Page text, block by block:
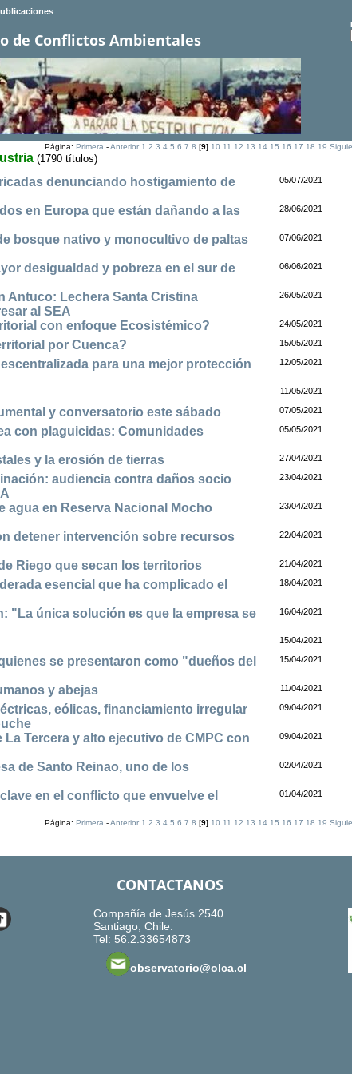
de Conflictos Ambientales
Página: Primera-Anterior 1 2 3 4 5 6 7 8 [9] 10 11 12 13 14 15 16 17 18 19
(1790 títulos)
denunciando hostigamiento de
05/07/2021
en Europa que están dañando a las
28/06/2021
bosque nativo y monocultivo de paltas
07/06/2021
desigualdad y pobreza en el sur de
06/06/2021
Antuco: Lechera Santa Cristina
al SEA
26/05/2021
con enfoque Ecosistémico? 24/05/2021
por Cuenca? 15/05/2021
para una mejor protección
12/05/2021
11/05/2021
y conversatorio este sábado 07/05/2021
con plaguicidas: Comunidades
05/05/2021
y la erosión de tierras 27/04/2021
audiencia contra daños socio
23/04/2021
agua en Reserva Nacional Mocho
23/04/2021
detener intervención sobre recursos
22/04/2021
Riego que secan los territorios 21/04/2021
esencial que ha complicado el
18/04/2021
"La única solución es que la empresa se
16/04/2021
15/04/2021
se presentaron como "dueños del
15/04/2021
y abejas 11/04/2021
eólicas, financiamiento irregular
09/04/2021
Tercera y alto ejecutivo de CMPC con
09/04/2021
de Santo Reinao, uno de los
02/04/2021
en el conflicto que envuelve el
01/04/2021
Página: Primera-Anterior 1 2 3 4 5 6 7 8 [9] 10 11 12 13 14 15 16 17 18 19
CONTACTANOS
Compañía de Jesús 2540
Santiago, Chile.
Tel: 56.2.33654873
observatorio@olca.cl